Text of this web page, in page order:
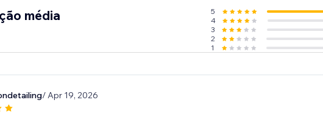
média 5
4
3
2
1
/ Apr 19, 2026